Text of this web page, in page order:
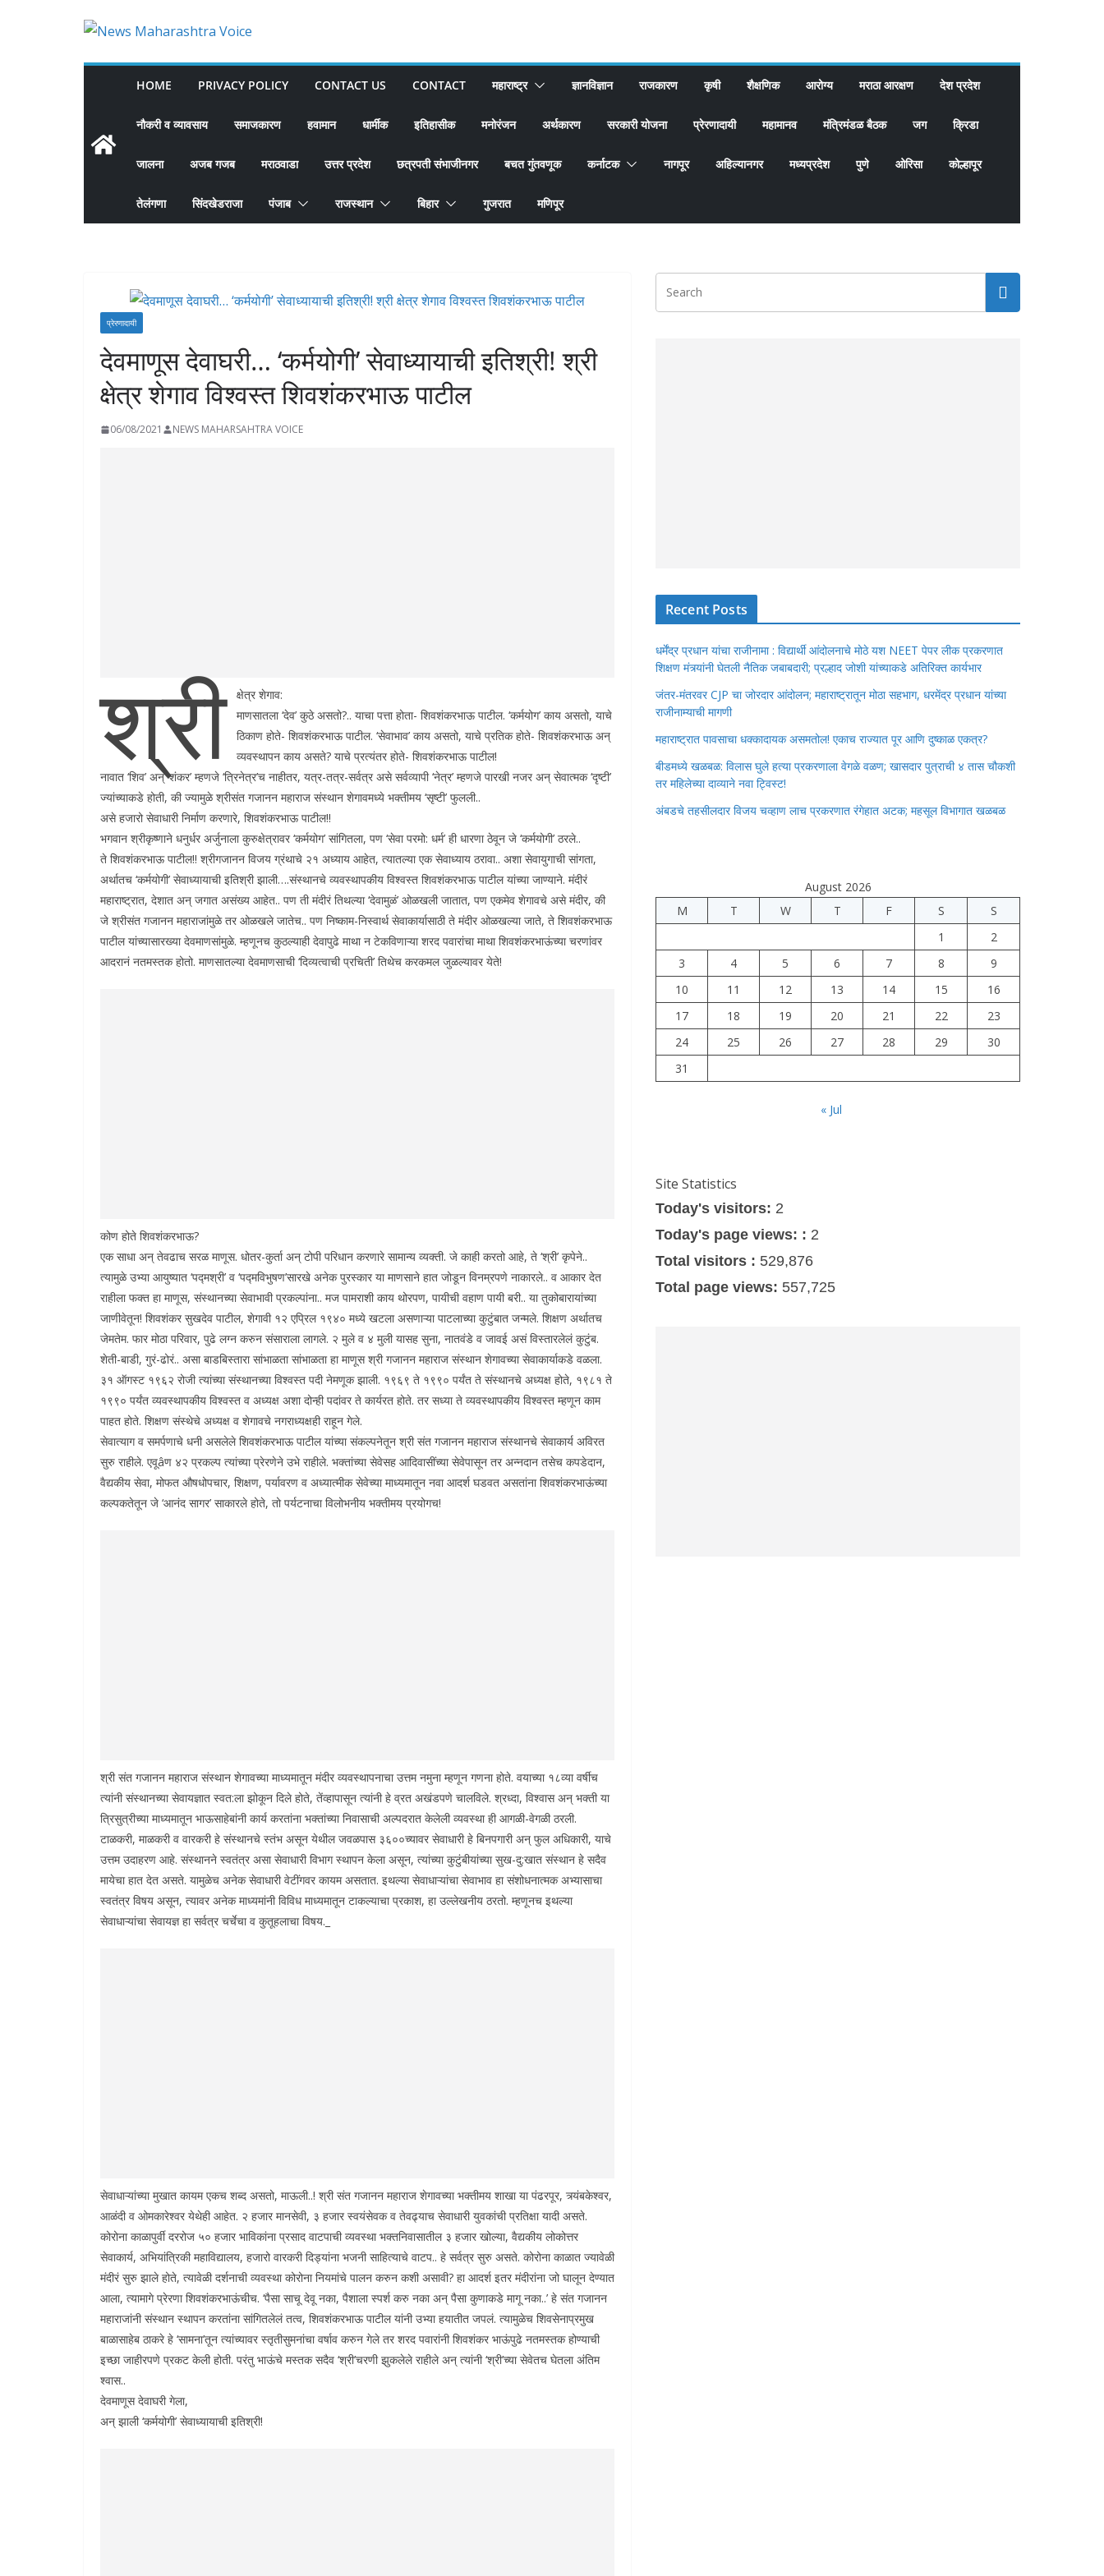
HOME PRIVACY POLICY CONTACT US CONTACT महाराष्ट्र ज्ञानविज्ञान राजकारण कृषी शैक्षणिक आरोग्य मराठा आरक्षण देश प्रदेश
नौकरी व व्यावसाय समाजकारण हवामान धार्मीक इतिहासीक मनोरंजन अर्थकारण सरकारी योजना प्रेरणादायी महामानव मंत्रिमंडळ बैठक जग क्रिडा
जालना अजब गजब मराठवाडा उत्तर प्रदेश छत्रपती संभाजीनगर बचत गुंतवणूक कर्नाटक नागपूर अहिल्यानगर मध्यप्रदेश पुणे ओरिसा कोल्हापूर
तेलंगणा सिंदखेडराजा पंजाब राजस्थान बिहार गुजरात मणिपूर
प्रेरणादायी
देवमाणूस देवाघरी… ‘कर्मयोगी’ सेवाध्यायाची इतिश्री! श्री
क्षेत्र शेगाव विश्वस्त शिवशंकरभाऊ पाटील
06/08/2021 NEWS MAHARSAHTRA VOICE
श्री
क्षेत्र शेगाव:
माणसातला ‘देव’ कुठे असतो?.. याचा पत्ता होता- शिवशंकरभाऊ पाटील. ‘कर्मयोग’ काय असतो, याचे
ठिकाण होते- शिवशंकरभाऊ पाटील. ‘सेवाभाव’ काय असतो, याचे प्रतिक होते- शिवशंकरभाऊ अन्
व्यवस्थापन काय असते? याचे प्रत्यंतर होते- शिवशंकरभाऊ पाटील!
नावात ‘शिव’ अन् ‘शंकर’ म्हणजे ‘त्रिनेत्र’च नाहीतर, यत्र-तत्र-सर्वत्र असे सर्वव्यापी ‘नेत्र’ म्हणजे पारखी नजर अन् सेवात्मक ‘दृष्टी’
ज्यांच्याकडे होती, की ज्यामुळे श्रीसंत गजानन महाराज संस्थान शेगावमध्ये भक्तीमय ‘सृष्टी’ फुलली..
असे हजारो सेवाधारी निर्माण करणारे, शिवशंकरभाऊ पाटील!!
भगवान श्रीकृष्णाने धनुर्धर अर्जुनाला कुरुक्षेत्रावर ‘कर्मयोग’ सांगितला, पण ‘सेवा परमो: धर्म’ ही धारणा ठेवून जे ‘कर्मयोगी’ ठरले..
ते शिवशंकरभाऊ पाटील!! श्रीगजानन विजय ग्रंथाचे २१ अध्याय आहेत, त्यातल्या एक सेवाध्याय ठरावा.. अशा सेवायुगाची सांगता,
अर्थातच ‘कर्मयोगी’ सेवाध्यायाची इतिश्री झाली….संस्थानचे व्यवस्थापकीय विश्वस्त शिवशंकरभाऊ पाटील यांच्या जाण्याने. मंदीरं
महाराष्ट्रात, देशात अन् जगात असंख्य आहेत.. पण ती मंदीरं तिथल्या ‘देवामुळं’ ओळखली जातात, पण एकमेव शेगावचे असे मंदीर, की
जे श्रीसंत गजानन महाराजांमुळे तर ओळखले जातेच.. पण निष्काम-निस्वार्थ सेवाकार्यासाठी ते मंदीर ओळखल्या जाते, ते शिवशंकरभाऊ
पाटील यांच्यासारख्या देवमाणसांमुळे. म्हणूनच कुठल्याही देवापुढे माथा न टेकविणाऱ्या शरद पवारांचा माथा शिवशंकरभाऊंच्या चरणांवर
आदरानं नतमस्तक होतो. माणसातल्या देवमाणसाची ‘दिव्यत्वाची प्रचिती’ तिथेच करकमल जुळल्यावर येते!
कोण होते शिवशंकरभाऊ?
एक साधा अन् तेवढाच सरळ माणूस. धोतर-कुर्ता अन् टोपी परिधान करणारे सामान्य व्यक्ती. जे काही करतो आहे, ते ‘श्री’ कृपेने..
त्यामुळे उभ्या आयुष्यात ‘पद्मश्री’ व ‘पद्मविभुषण’सारखे अनेक पुरस्कार या माणसाने हात जोडून विनम्रपणे नाकारले.. व आकार देत
राहीला फक्त हा माणूस, संस्थानच्या सेवाभावी प्रकल्पांना.. मज पामराशी काय थोरपण, पायीची वहाण पायी बरी.. या तुकोबारायांच्या
जाणीवेतून! शिवशंकर सुखदेव पाटील, शेगावी १२ एप्रिल १९४० मध्ये खटला असणाऱ्या पाटलाच्या कुटुंबात जन्मले. शिक्षण अर्थातच
जेमतेम. फार मोठा परिवार, पुढे लग्न करुन संसाराला लागले. २ मुले व ४ मुली यासह सुना, नातवंडे व जावई असं विस्तारलेलं कुटुंब.
शेती-बाडी, गुरं-ढोरं.. असा बाडबिस्तारा सांभाळता सांभाळता हा माणूस श्री गजानन महाराज संस्थान शेगावच्या सेवाकार्याकडे वळला.
३१ ऑगस्ट १९६२ रोजी त्यांच्या संस्थानच्या विश्वस्त पदी नेमणूक झाली. १९६९ ते १९९० पर्यंत ते संस्थानचे अध्यक्ष होते, १९८१ ते
१९९० पर्यंत व्यवस्थापकीय विश्वस्त व अध्यक्ष अशा दोन्ही पदांवर ते कार्यरत होते. तर सध्या ते व्यवस्थापकीय विश्वस्त म्हणून काम
पाहत होते. शिक्षण संस्थेचे अध्यक्ष व शेगावचे नगराध्यक्षही राहून गेले.
सेवात्याग व समर्पणाचे धनी असलेले शिवशंकरभाऊ पाटील यांच्या संकल्पनेतून श्री संत गजानन महाराज संस्थानचे सेवाकार्य अविरत
सुरु राहीले. एवूâण ४२ प्रकल्प त्यांच्या प्रेरणेने उभे राहीले. भक्तांच्या सेवेसह आदिवासींच्या सेवेपासून तर अन्नदान तसेच कपडेदान,
वैद्यकीय सेवा, मोफत औषधोपचार, शिक्षण, पर्यावरण व अध्यात्मीक सेवेच्या माध्यमातून नवा आदर्श घडवत असतांना शिवशंकरभाऊंच्या
कल्पकतेतून जे ‘आनंद सागर’ साकारले होते, तो पर्यटनाचा विलोभनीय भक्तीमय प्रयोगच!
श्री संत गजानन महाराज संस्थान शेगावच्या माध्यमातून मंदीर व्यवस्थापनाचा उत्तम नमुना म्हणून गणना होते. वयाच्या १८व्या वर्षीच
त्यांनी संस्थानच्या सेवायज्ञात स्वत:ला झोकून दिले होते, तेंव्हापासून त्यांनी हे व्रत अखंडपणे चालविले. श्रध्दा, विश्वास अन् भक्ती या
त्रिसुत्रीच्या माध्यमातून भाऊसाहेबांनी कार्य करतांना भक्तांच्या निवासाची अल्पदरात केलेली व्यवस्था ही आगळी-वेगळी ठरली.
टाळकरी, माळकरी व वारकरी हे संस्थानचे स्तंभ असून येथील जवळपास ३६००च्यावर सेवाधारी हे बिनपगारी अन् फुल अधिकारी, याचे
उत्तम उदाहरण आहे. संस्थानने स्वतंत्र असा सेवाधारी विभाग स्थापन केला असून, त्यांच्या कुटुंबीयांच्या सुख-दु:खात संस्थान हे सदैव
मायेचा हात देत असते. यामुळेच अनेक सेवाधारी वेटींगवर कायम असतात. इथल्या सेवाधाऱ्यांचा सेवाभाव हा संशोधनात्मक अभ्यासाचा
स्वतंत्र विषय असून, त्यावर अनेक माध्यमांनी विविध माध्यमातून टाकल्याचा प्रकाश, हा उल्लेखनीय ठरतो. म्हणूनच इथल्या
सेवाधाऱ्यांचा सेवायज्ञ हा सर्वत्र चर्चेचा व कुतूहलाचा विषय._
सेवाधाऱ्यांच्या मुखात कायम एकच शब्द असतो, माऊली..! श्री संत गजानन महाराज शेगावच्या भक्तीमय शाखा या पंढरपूर, त्र्यंबकेश्वर,
आळंदी व ओमकारेश्वर येथेही आहेत. २ हजार मानसेवी, ३ हजार स्वयंसेवक व तेवढ्याच सेवाधारी युवकांची प्रतिक्षा यादी असते.
कोरोना काळापुर्वी दररोज ५० हजार भाविकांना प्रसाद वाटपाची व्यवस्था भक्तनिवासातील ३ हजार खोल्या, वैद्यकीय लोकोत्तर
सेवाकार्य, अभियांत्रिकी महाविद्यालय, हजारो वारकरी दिड्यांना भजनी साहित्याचे वाटप.. हे सर्वत्र सुरु असते. कोरोना काळात ज्यावेळी
मंदीरं सुरु झाले होते, त्यावेळी दर्शनाची व्यवस्था कोरोना नियमांचे पालन करुन कशी असावी? हा आदर्श इतर मंदीरांना जो घालून देण्यात
आला, त्यामागे प्रेरणा शिवशंकरभाऊंचीच. ‘पैसा साचू देवू नका, पैशाला स्पर्श करु नका अन् पैसा कुणाकडे मागू नका..’ हे संत गजानन
महाराजांनी संस्थान स्थापन करतांना सांगितलेलं तत्व, शिवशंकरभाऊ पाटील यांनी उभ्या हयातीत जपलं. त्यामुळेच शिवसेनाप्रमुख
बाळासाहेब ठाकरे हे ‘सामना’तून त्यांच्यावर स्तृतीसुमनांचा वर्षाव करुन गेले तर शरद पवारांनी शिवशंकर भाऊंपुढे नतमस्तक होण्याची
इच्छा जाहीरपणे प्रकट केली होती. परंतु भाऊंचे मस्तक सदैव ‘श्री’चरणी झुकलेले राहीले अन् त्यांनी ‘श्री’च्या सेवेतच घेतला अंतिम
श्वास..
देवमाणूस देवाघरी गेला,
अन् झाली ‘कर्मयोगी’ सेवाध्यायाची इतिश्री!
Recent Posts
धर्मेंद्र प्रधान यांचा राजीनामा : विद्यार्थी आंदोलनाचे मोठे यश NEET पेपर लीक प्रकरणात
शिक्षण मंत्र्यांनी घेतली नैतिक जबाबदारी; प्रल्हाद जोशी यांच्याकडे अतिरिक्त कार्यभार
जंतर-मंतरवर CJP चा जोरदार आंदोलन; महाराष्ट्रातून मोठा सहभाग, धरमेंद्र प्रधान यांच्या
राजीनाम्याची मागणी
महाराष्ट्रात पावसाचा धक्कादायक असमतोल! एकाच राज्यात पूर आणि दुष्काळ एकत्र?
बीडमध्ये खळबळ: विलास घुले हत्या प्रकरणाला वेगळे वळण; खासदार पुत्राची ४ तास चौकशी
तर महिलेच्या दाव्याने नवा ट्विस्ट!
अंबडचे तहसीलदार विजय चव्हाण लाच प्रकरणात रंगेहात अटक; महसूल विभागात खळबळ
August 2026
M
T W T F S
S
1
2
3
4 5 6 7 8
9
10
11 12 13 14 15
16
17
18 19 20 21 22
23
24
25 26 27 28 29
30
31
« Jul
Site Statistics
Today's visitors: 2
Today's page views: : 2
Total visitors : 529,876
Total page views: 557,725